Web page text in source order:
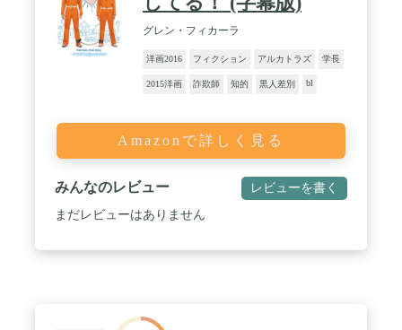
グレン・フィカーラ
洋画2016 フィクション アルカトラズ 学長
2015洋画 詐欺師 知的 黒人差別 bl
Amazonで詳しく見る
みんなのレビュー レビューを書く
まだレビューはありません